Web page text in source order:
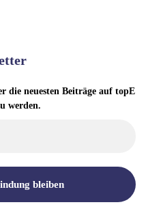
die neuesten Beiträge auf topE
werden.